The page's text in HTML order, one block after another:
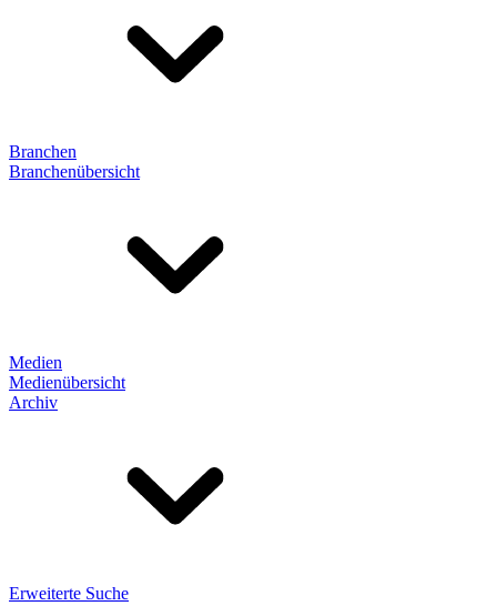
Branchen
Branchenübersicht
Medien
Medienübersicht
Archiv
Erweiterte Suche